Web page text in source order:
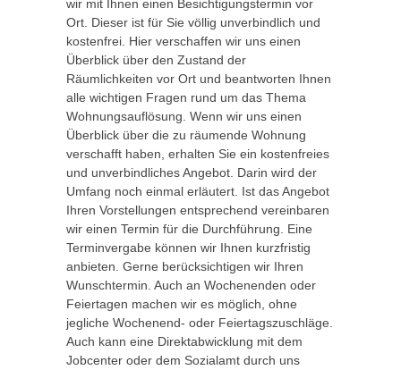
wir mit Ihnen einen Besichtigungstermin vor
Ort. Dieser ist für Sie völlig unverbindlich und
kostenfrei. Hier verschaffen wir uns einen
Überblick über den Zustand der
Räumlichkeiten vor Ort und beantworten Ihnen
alle wichtigen Fragen rund um das Thema
Wohnungsauflösung. Wenn wir uns einen
Überblick über die zu räumende Wohnung
verschafft haben, erhalten Sie ein kostenfreies
und unverbindliches Angebot. Darin wird der
Umfang noch einmal erläutert. Ist das Angebot
Ihren Vorstellungen entsprechend vereinbaren
wir einen Termin für die Durchführung. Eine
Terminvergabe können wir Ihnen kurzfristig
anbieten. Gerne berücksichtigen wir Ihren
Wunschtermin. Auch an Wochenenden oder
Feiertagen machen wir es möglich, ohne
jegliche Wochenend- oder Feiertagszuschläge.
Auch kann eine Direktabwicklung mit dem
Jobcenter oder dem Sozialamt durch uns